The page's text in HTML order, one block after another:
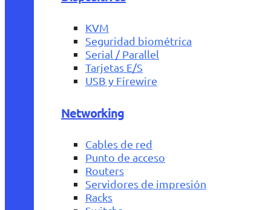
KVM
Seguridad biométrica
Serial / Parallel
Tarjetas E/S
USB y Firewire
Networking
Cables de red
Punto de acceso
Routers
Servidores de impresión
Racks